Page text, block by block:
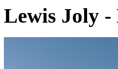
Lewis Joly